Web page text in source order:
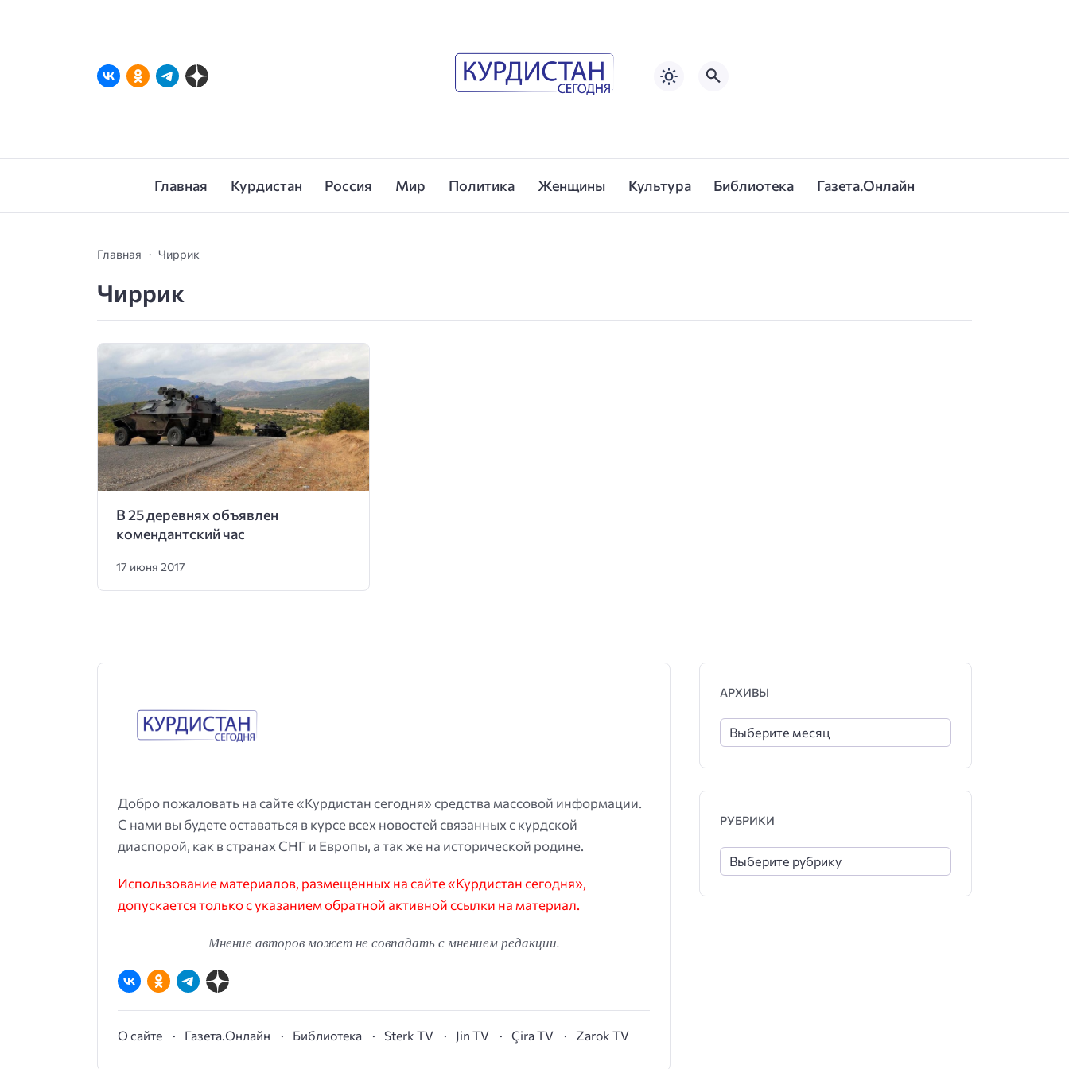
Главная Курдистан Россия Мир Политика Женщины Культура Библиотека Газета.Онлайн
Главная Чиррик
Чиррик
В 25 деревнях объявлен
комендантский час
17 июня 2017
Добро пожаловать на сайте «Курдистан сегодня» средства массовой информации.
С нами вы будете оставаться в курсе всех новостей связанных с курдской
диаспорой, как в странах СНГ и Европы, а так же на исторической родине.
Использование материалов, размещенных на сайте «Курдистан сегодня»,
допускается только с указанием обратной активной ссылки на материал.
Мнение авторов может не совпадать с мнением редакции.
О сайте Газета.Онлайн Библиотека Sterk TV Jin TV Çira TV Zarok TV
АРХИВЫ
РУБРИКИ